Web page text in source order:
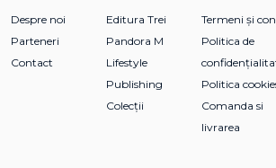
Despre noi
Parteneri
Contact
Editura Trei
Pandora M
Lifestyle
Publishing
Colecții
Termeni și
Politica de
Politica
Comanda si
livrarea